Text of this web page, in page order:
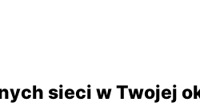
sieci w Twojej